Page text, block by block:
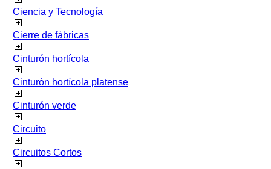
Ciencia y Tecnología
Cierre de fábricas
Cinturón hortícola
Cinturón hortícola platense
Cinturón verde
Circuito
Circuitos Cortos